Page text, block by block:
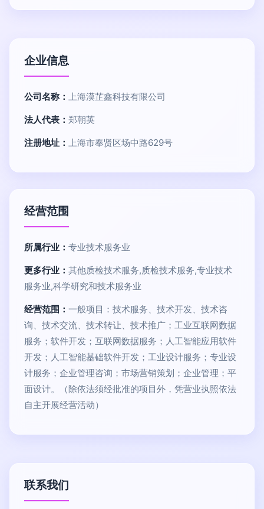
企业信息
公司名称： 上海漠芷鑫科技有限公司
法人代表： 郑朝英
注册地址： 上海市奉贤区场中路629号
经营范围
所属行业： 专业技术服务业
更多行业： 其他质检技术服务,质检技术服务,专业技术
服务业,科学研究和技术服务业
经营范围： 一般项目：技术服务、技术开发、技术咨
询、技术交流、技术转让、技术推广；工业互联网数据
服务；软件开发；互联网数据服务；人工智能应用软件
开发；人工智能基础软件开发；工业设计服务；专业设
计服务；企业管理咨询；市场营销策划；企业管理；平
面设计。（除依法须经批准的项目外，凭营业执照依法
自主开展经营活动）
联系我们